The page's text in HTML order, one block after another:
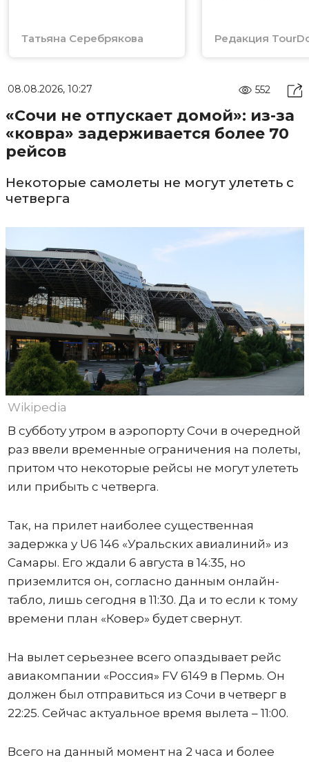
Татьяна Серебрякова Редакция
08.08.2026, 10:27 552
«Сочи не отпускает домой»: из-за
«ковра» задерживается более 70
рейсов
Некоторые самолеты не могут улететь с
четверга
Wikipedia
В субботу утром в аэропорту Сочи в очередной
раз ввели временные ограничения на полеты,
притом что некоторые рейсы не могут улететь
или прибыть с четверга.
Так, на прилет наиболее существенная
задержка у U6 146 «Уральских авиалиний» из
Самары. Его ждали 6 августа в 14:35, но
приземлится он, согласно данным онлайн-
табло, лишь сегодня в 11:30. Да и то если к тому
времени план «Ковер» будет свернут.
На вылет серьезнее всего опаздывает рейс
авиакомпании «Россия» FV 6149 в Пермь. Он
должен был отправиться из Сочи в четверг в
22:25. Сейчас актуальное время вылета – 11:00.
Всего на данный момент на 2 часа и более